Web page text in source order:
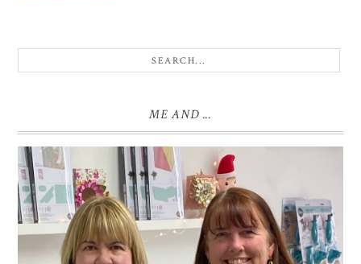
ME AND ...